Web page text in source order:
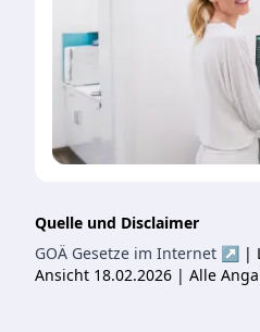
Quelle und Disclaimer
GOÄ Gesetze im Internet ↗ |
Ansicht 18.02.2026 | Alle